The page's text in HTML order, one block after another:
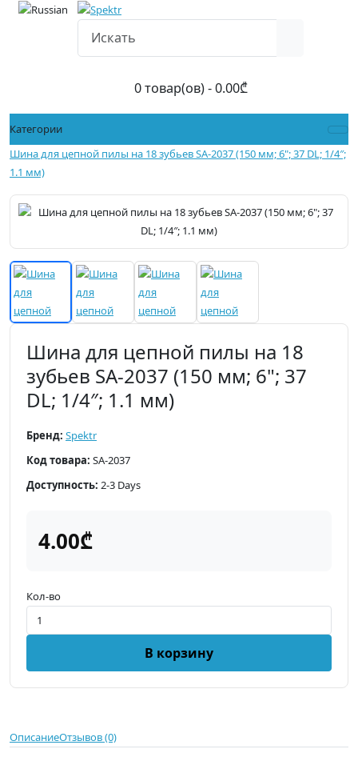
0 товар(ов) - 0.00₾
Категории
Шина для цепной пилы на 18 зубьев SA-2037 (150 мм; 6"; 37 DL; 1/4″;
1.1 мм)
Шина для цепной пилы на 18
зубьев SA-2037 (150 мм; 6"; 37
DL; 1/4″; 1.1 мм)
Бренд: Spektr
Код товара: SA-2037
Доступность: 2-3 Days
4.00₾
Кол-во
В корзину
ОписаниеОтзывов (0)